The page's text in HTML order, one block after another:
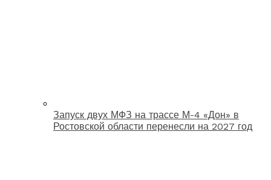
Запуск двух МФЗ на трассе М-4 «Дон» в
Ростовской области перенесли на 2027 год